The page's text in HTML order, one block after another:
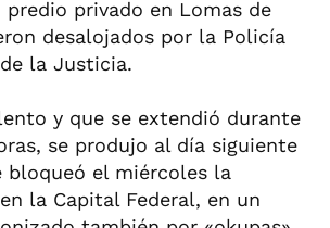
predio privado en Lomas de
desalojados por la Policía
la Justicia.
y que se extendió durante
se produjo al día siguiente
bloqueó el miércoles la
la Capital Federal, en un